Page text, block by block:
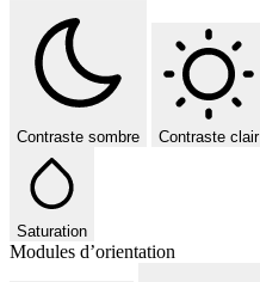
Contraste sombre Contraste clair
Saturation
Modules d’orientation